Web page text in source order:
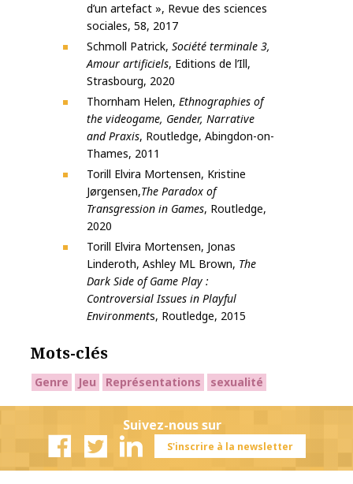
d’un artefact », Revue des sciences
sociales, 58, 2017
Schmoll Patrick, Société terminale 3,
Amour artificiels, Editions de l’Ill,
Strasbourg, 2020
Thornham Helen, Ethnographies of
the videogame, Gender, Narrative
and Praxis, Routledge, Abingdon-on-
Thames, 2011
Torill Elvira Mortensen, Kristine
Jørgensen,The Paradox of
Transgression in Games, Routledge,
2020
Torill Elvira Mortensen, Jonas
Linderoth, Ashley ML Brown, The
Dark Side of Game Play :
Controversial Issues in Playful
Environments, Routledge, 2015
Mots-clés
Genre Jeu Représentations sexualité
Suivez-nous sur
S'inscrire à la newsletter